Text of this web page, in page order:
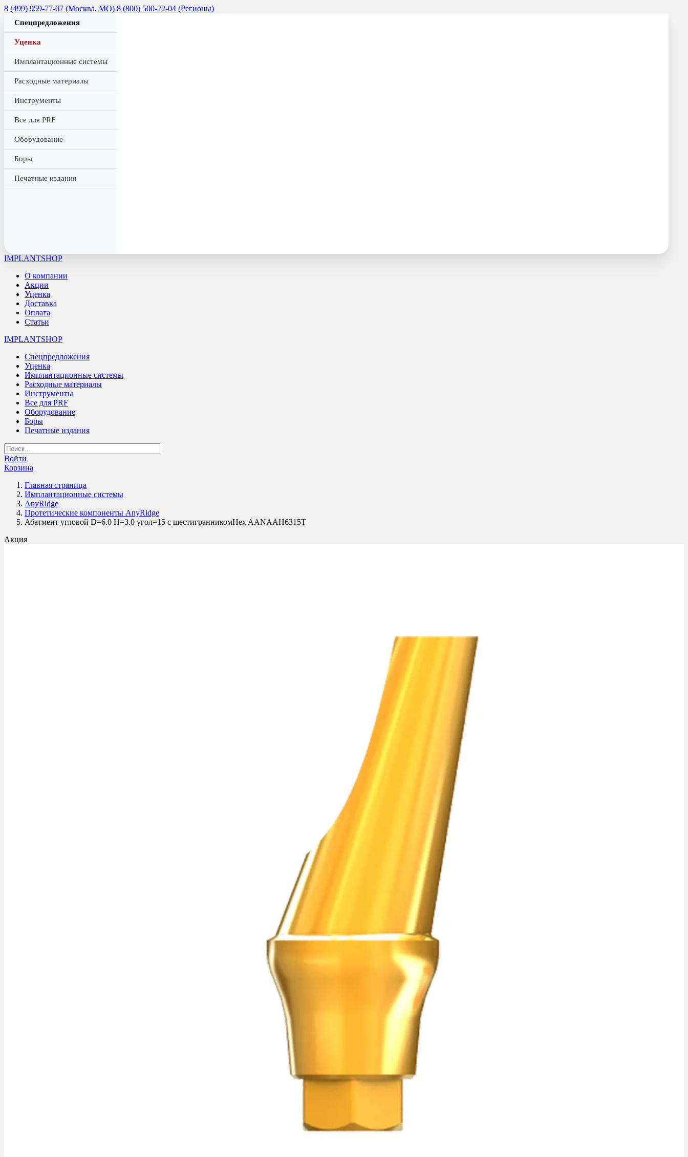
8 (499) 959-77-07 (Москва, МО) 8 (800) 500-22-04 (Регионы)
Спецпредложения
Уценка
Имплантационные системы
Расходные материалы
Инструменты
Все для PRF
Оборудование
Боры
Печатные издания
IMPLANTSHOP
О компании
Акции
Уценка
Доставка
Оплата
Статьи
IMPLANTSHOP
Спецпредложения
Уценка
Имплантационные системы
Расходные материалы
Инструменты
Все для PRF
Оборудование
Боры
Печатные издания
Войти
Корзина
Главная страница
Имплантационные системы
AnyRidge
Протетические компоненты AnyRidge
Абатмент угловой D=6.0 H=3.0 угол=15 с шестигранникомHex AANAAH6315T
Акция